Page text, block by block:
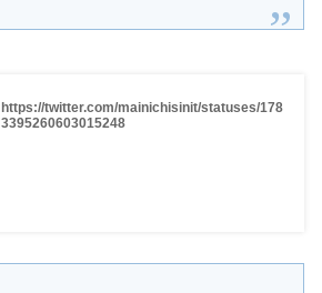
https://twitter.com/mainichisinit/statuses/178
3395260603015248